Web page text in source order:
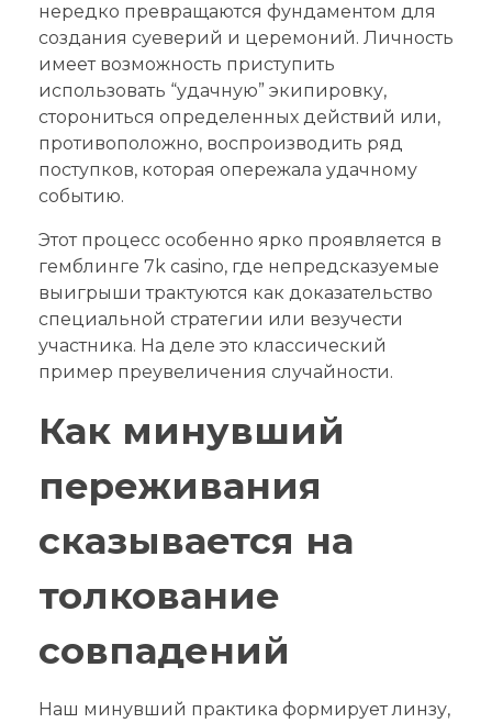
нередко превращаются фундаментом для
создания суеверий и церемоний. Личность
имеет возможность приступить
использовать “удачную” экипировку,
сторониться определенных действий или,
противоположно, воспроизводить ряд
поступков, которая опережала удачному
событию.
Этот процесс особенно ярко проявляется в
гемблинге 7k casino, где непредсказуемые
выигрыши трактуются как доказательство
специальной стратегии или везучести
участника. На деле это классический
пример преувеличения случайности.
Как минувший
переживания
сказывается на
толкование
совпадений
Наш минувший практика формирует линзу,